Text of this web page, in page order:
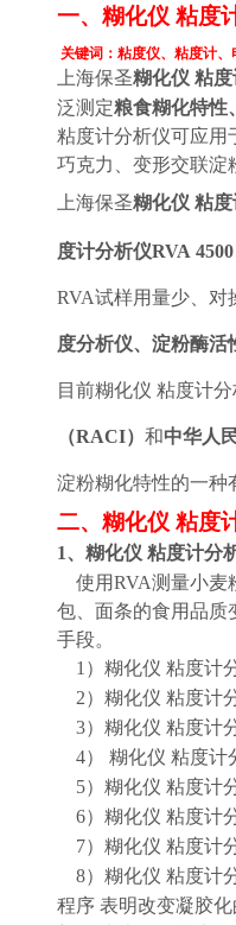
一、 糊化仪 粘度
关键词：粘度仪、粘度计
上海保圣糊化仪 粘
泛测定粮食糊化特性
粘度计分析仪可应用
巧克力、变形交联淀
上海保圣糊化仪 粘
度计分析仪RVA 4500
RVA试样用量少、对
度分析仪、淀粉酶
目前糊化仪 粘度计
（RACI） 和中华人
淀粉糊化特性的一种
二、 糊化仪 粘度
1、 糊化仪 粘度计分
使用RVA测量小麦
包、面条的食用品质
手段。
1） 糊化仪 粘度计
2） 糊化仪 粘度计
3） 糊化仪 粘度计
4） 糊化仪 粘度计
5） 糊化仪 粘度计
6） 糊化仪 粘度计
7） 糊化仪 粘度计
8） 糊化仪 粘度计
程序 表明改变凝胶